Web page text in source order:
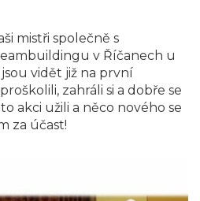
mistři společně s
v Říčanech u
vidět již na první
zahráli si a dobře se
akci užili a něco nového se
za účast!